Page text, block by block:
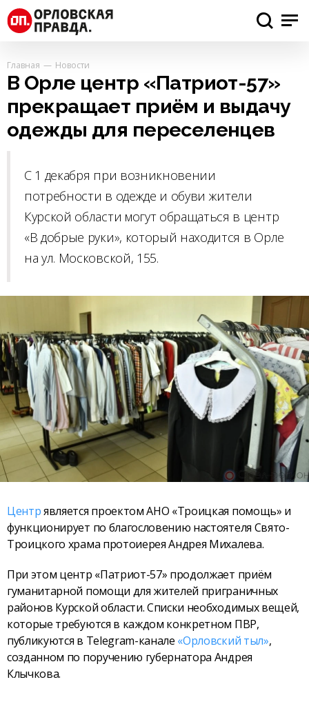
Главная Новости
В Орле центр «Патриот-57»
прекращает приём и выдачу
одежды для переселенцев
С 1 декабря при возникновении
потребности в одежде и обуви жители
Курской области могут обращаться в центр
«В добрые руки», который находится в Орле
на ул. Московской, 155.
Центрявляется проектом АНО «Троицкая помощь» и
функционирует по благословению настоятеля Свято-
Троицкого храма протоиерея Андрея Михалева.
При этом центр «Патриот-57» продолжает приём
гуманитарной помощи для жителей приграничных
районов Курской области. Списки необходимых вещей,
которые требуются в каждом конкретном ПВР,
публикуются в Telegram-канале «Орловский тыл»,
созданном по поручению губернатора Андрея
Клычкова.